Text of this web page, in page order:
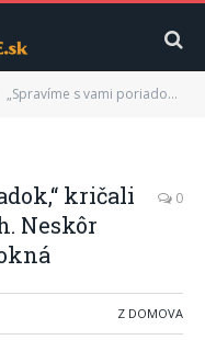
„Spravíme s vami poriadok,“ kričali na Arabov v Piešťanoch. Neskôr ktosi rozbil na kebabe okná
kričali
Neskôr
0
Z DOMOVA